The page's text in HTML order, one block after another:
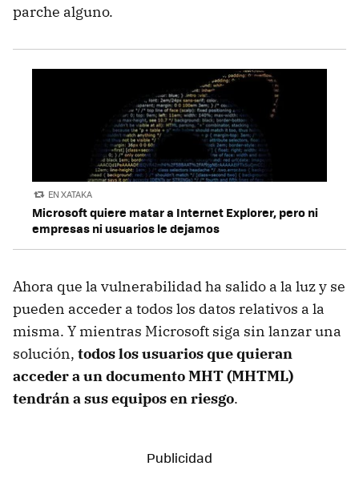
parche alguno.
EN XATAKA
Microsoft quiere matar a Internet Explorer, pero ni
empresas ni usuarios le dejamos
Ahora que la vulnerabilidad ha salido a la luz y se
pueden acceder a todos los datos relativos a la
misma. Y mientras Microsoft siga sin lanzar una
solución, todos los usuarios que quieran
acceder a un documento MHT (MHTML)
tendrán a sus equipos en riesgo.